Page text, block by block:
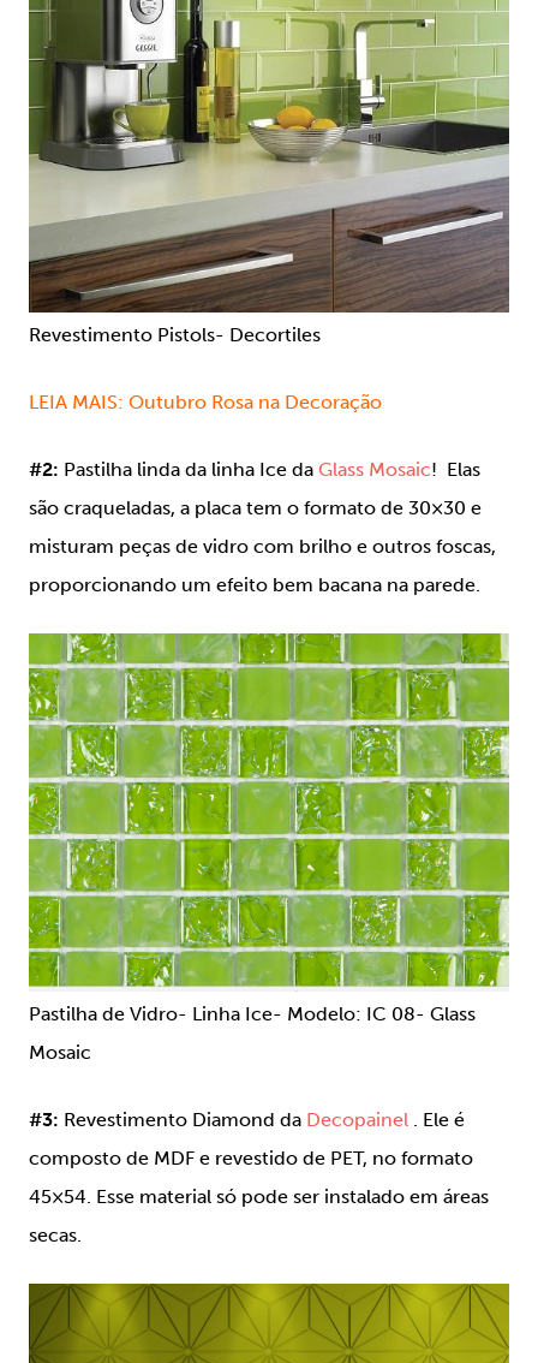
Revestimento Pistols- Decortiles
LEIA MAIS: Outubro Rosa na Decoração
#2: Pastilha linda da linha Ice da Glass Mosaic! Elas
são craqueladas, a placa tem o formato de 30×30 e
misturam peças de vidro com brilho e outros foscas,
proporcionando um efeito bem bacana na parede.
Pastilha de Vidro- Linha Ice- Modelo: IC 08- Glass
Mosaic
#3: Revestimento Diamond da Decopainel . Ele é
composto de MDF e revestido de PET, no formato
45×54. Esse material só pode ser instalado em áreas
secas.